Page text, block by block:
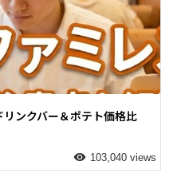
ンクバー＆ポテト価格比
103,040 views